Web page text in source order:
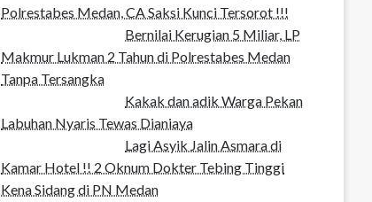
Polrestabes Medan, CA Saksi Kunci Tersorot !!!
Bernilai Kerugian 5 Miliar, LP
Makmur Lukman 2 Tahun di Polrestabes Medan
Tanpa Tersangka
Kakak dan adik Warga Pekan
Labuhan Nyaris Tewas Dianiaya
Lagi Asyik Jalin Asmara di
Kamar Hotel !! 2 Oknum Dokter Tebing Tinggi
Kena Sidang di PN Medan